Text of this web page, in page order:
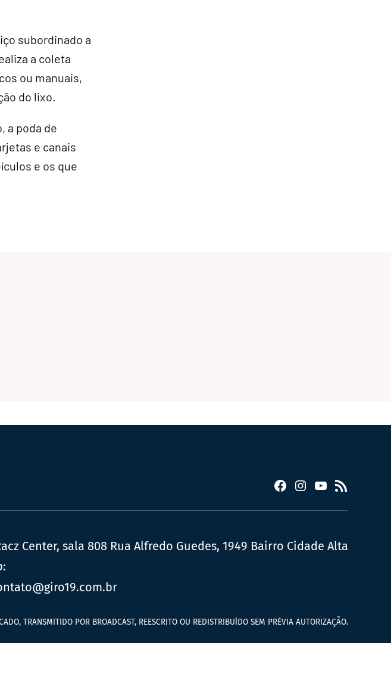
subordinado a
a coleta
ou manuais,
do lixo.
a poda de
e canais
e os que
Facebook
Instagram
YouTube
RSS
Center, sala 808 Rua Alfredo Guedes, 1949 Bairro Cidade Alta
TRANSMITIDO POR BROADCAST, REESCRITO OU REDISTRIBUÍDO SEM PRÉVIA AUTORIZAÇÃO.